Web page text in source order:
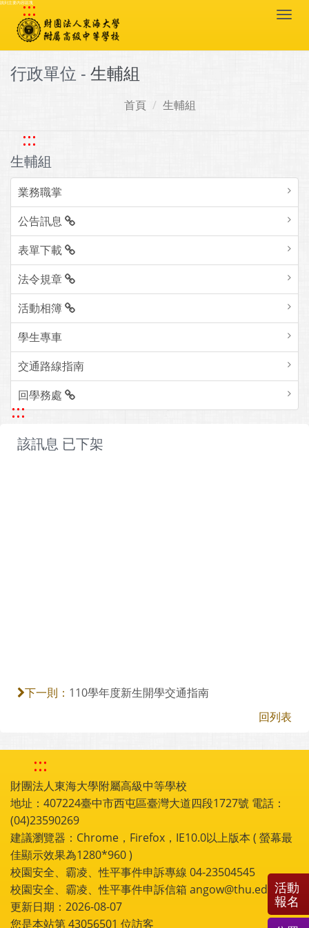
跳到主要內容區塊
:::
行政單位 - 生輔組
首頁 生輔組
:::
生輔組
業務職掌
公告訊息
表單下載
法令規章
活動相簿
學生專車
交通路線指南
回學務處
:::
該訊息 已下架
下一則： 110學年度新生開學交通指南
回列表
:::
財團法人東海大學附屬高級中等學校
地址：407224臺中市西屯區臺灣大道四段1727號 電話：
(04)23590269
建議瀏覽器：Chrome，Firefox，IE10.0以上版本 ( 螢幕最
佳顯示效果為1280*960 )
校園安全、霸凌、性平事件申訴專線 04-23504545
校園安全、霸凌、性平事件申訴信箱 angow@thu.edu.tw
更新日期：2026-08-07
您是本站第43056501 位訪客
活動
報名